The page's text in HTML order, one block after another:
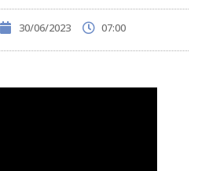
30/06/2023 07:00